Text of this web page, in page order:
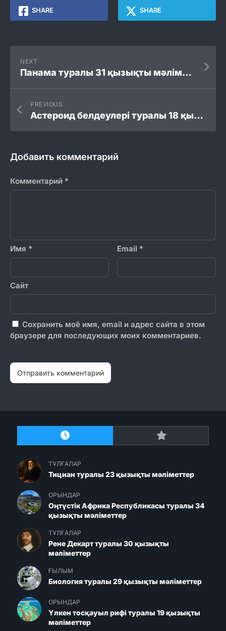
SHARE SHARE
NEXT
Панама туралы 31 қызықты мәліметтер
PREVIOUS
Астероид белдеулері туралы 18 қызықты мәліметтер
Добавить комментарий
Комментарий *
Имя * Email *
Сайт
Сохранить моё имя, email и адрес сайта в этом
браузере для последующих моих комментариев.
ТҰЛҒАЛАР
Тициан туралы 23 қызықты мәліметтер
ОРЫНДАР
Оңтүстік Африка Республикасы туралы 34
қызықты мәліметтер
ТҰЛҒАЛАР
Рене Декарт туралы 30 қызықты
мәліметтер
ҒЫЛЫМ
Биология туралы 29 қызықты мәліметтер
ОРЫНДАР
Үлкен тосқауыл рифі туралы 19 қызықты
мәліметтер